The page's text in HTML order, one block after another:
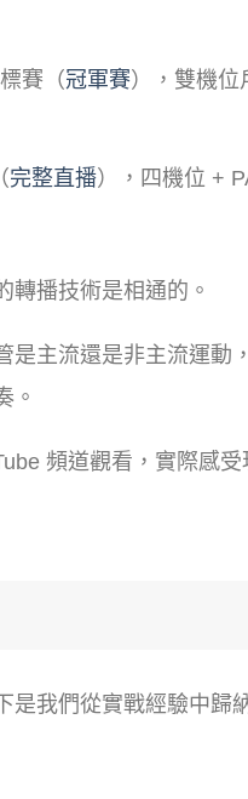
賽（冠軍賽），雙機位
完整直播），四機位 +
轉播技術是相通的。
主流還是非主流運動
。
頻道觀看，實際感
我們從實戰經驗中歸